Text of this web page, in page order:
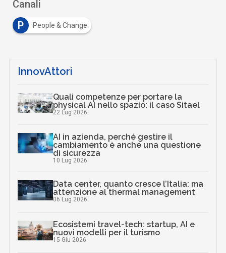
Canali
P
People & Change
InnovAttori
Quali competenze per portare la
physical AI nello spazio: il caso Sitael
22 Lug 2026
AI in azienda, perché gestire il
cambiamento è anche una questione
di sicurezza
10 Lug 2026
Data center, quanto cresce l’Italia: ma
attenzione al thermal management
06 Lug 2026
Ecosistemi travel-tech: startup, AI e
nuovi modelli per il turismo
15 Giu 2026